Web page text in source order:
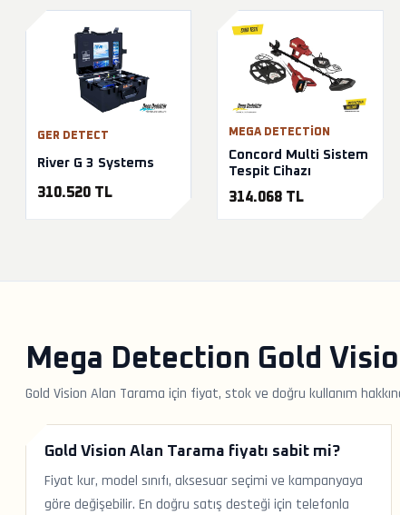
GER DETECT
River G 3 Systems
310.520 TL
MEGA DETECTION
Concord Multi Sistem
Tespit Cihazı
314.068 TL
Mega Detection Gold
Gold Vision Alan Tarama için fiyat, stok ve doğru kullanım
Gold Vision Alan Tarama fiyatı sabit mi?
Fiyat kur, model sınıfı, aksesuar seçimi ve kampanyaya
göre değişebilir. En doğru satış desteği için telefonla